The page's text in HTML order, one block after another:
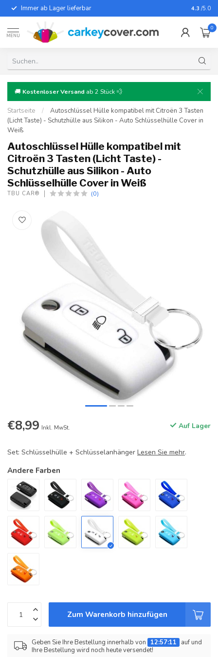
Immer ab Lager lieferbar Für fast
4.3 /5.0
MENU
0
🚚 Kostenloser Versand ab 2 Stück 💨
Startseite /
Autoschlüssel Hülle kompatibel mit Citroën 3 Tasten
(Licht Taste) - Schutzhülle aus Silikon - Auto Schlüsselhülle Cover in
Weiß
Autoschlüssel Hülle kompatibel mit
Citroën 3 Tasten (Licht Taste) -
Schutzhülle aus Silikon - Auto
Schlüsselhülle Cover in Weiß
TBU CAR® (0)
€8,99 Inkl. MwSt. Auf Lager
Set: Schlüsselhülle + Schlüsselanhänger Lesen Sie mehr.
Andere Farben
Zum Warenkorb hinzufügen
Geben Sie Ihre Bestellung innerhalb von 12:57:10
auf und
Ihre Bestellung wird noch heute versendet!